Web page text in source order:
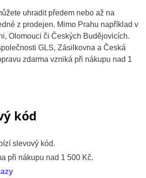
uhradit předem nebo až na
z prodejen. Mimo Prahu například v
Olomouci či Českých Budějovicích.
GLS, Zásilkovna a Česká
zdarma vzniká při nákupu nad 1
kód
slevový kód.
při nákupu nad 1 500 Kč.